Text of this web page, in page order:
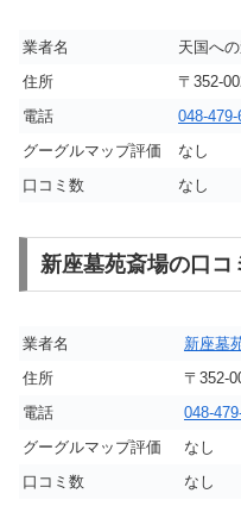
業者名
天国へ
住所
〒352-
電話
048-479-
グーグルマップ評価
なし
口コミ数
なし
新座墓苑斎場の口コ
業者名
新座墓
住所
〒352-
電話
048-
グーグルマップ評価
なし
口コミ数
なし